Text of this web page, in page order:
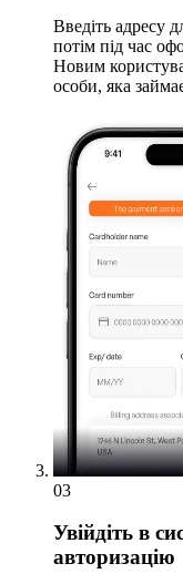
Введіть адресу
потім під час
Новим
особи, яка
03
Увійдіть в
авторизацію